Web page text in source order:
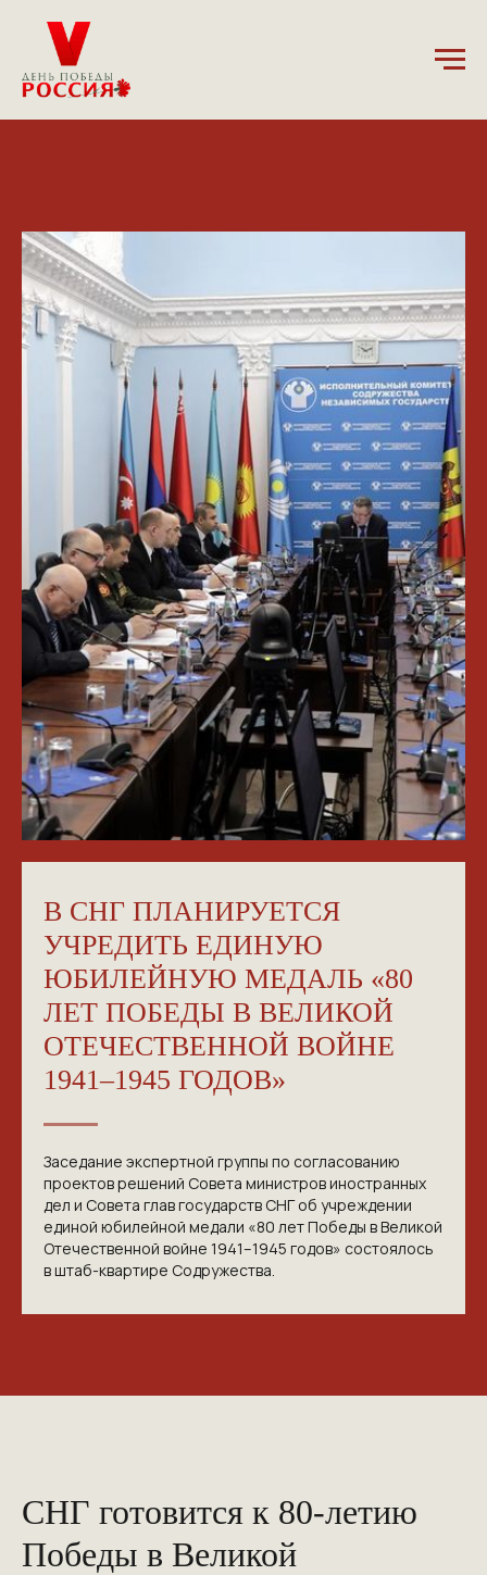
В СНГ ПЛАНИРУЕТСЯ
УЧРЕДИТЬ ЕДИНУЮ
ЮБИЛЕЙНУЮ МЕДАЛЬ «80
ЛЕТ ПОБЕДЫ В ВЕЛИКОЙ
ОТЕЧЕСТВЕННОЙ ВОЙНЕ
1941–1945 ГОДОВ»
Заседание экспертной группы по согласованию
проектов решений Совета министров иностранных
дел и Совета глав государств СНГ об учреждении
единой юбилейной медали «80 лет Победы в Великой
Отечественной войне 1941–1945 годов» состоялось
в штаб-квартире Содружества.
СНГ готовится к 80-летию
Победы в Великой